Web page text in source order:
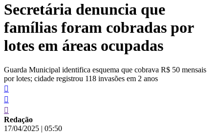
conteúdo
Secretária denuncia que
famílias foram cobradas por
lotes em áreas ocupadas
Guarda Municipal identifica esquema que cobrava R$ 50 mensais
por lotes; cidade registrou 118 invasões em 2 anos
Redação
17/04/2025 | 05:50